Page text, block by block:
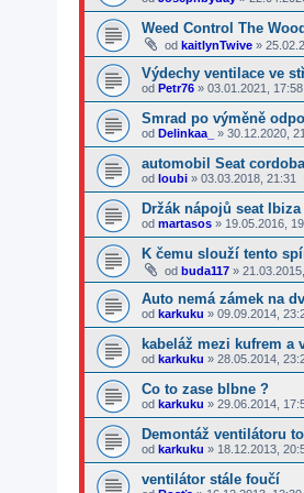
Weed Control The
od kaitlynTwive »
Výdechy ventilace ve
od Petr76 » 03.01.2021, 17:58
Smrad po výměně
od Delinkaa_ » 30.12.2020,
automobil Seat
od loubi » 03.03.2018, 21:31
Držák nápojů seat Ibiza
od martasos » 19.05.2016,
K čemu slouží tento
od buda117 »
Auto nemá zámek na
od karkuku » 09.09.2014,
kabeláž mezi kufrem a
od karkuku » 28.05.2014,
Co to zase blbne ?
od karkuku » 29.06.2014,
Demontáž ventilátoru
od karkuku » 18.12.2013,
ventilátor stále foučí